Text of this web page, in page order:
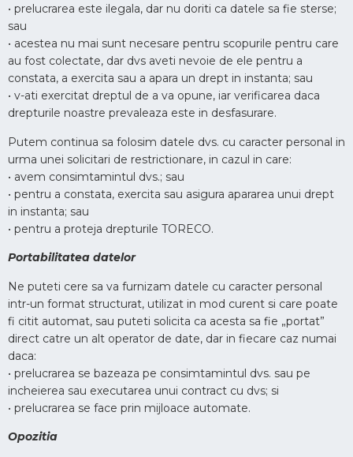
• prelucrarea este ilegala, dar nu doriti ca datele sa fie sterse;
sau
• acestea nu mai sunt necesare pentru scopurile pentru care
au fost colectate, dar dvs aveti nevoie de ele pentru a
constata, a exercita sau a apara un drept in instanta; sau
• v-ati exercitat dreptul de a va opune, iar verificarea daca
drepturile noastre prevaleaza este in desfasurare.
Putem continua sa folosim datele dvs. cu caracter personal in
urma unei solicitari de restrictionare, in cazul in care:
• avem consimtamintul dvs.; sau
• pentru a constata, exercita sau asigura apararea unui drept
in instanta; sau
• pentru a proteja drepturile TORECO.
Portabilitatea datelor
Ne puteti cere sa va furnizam datele cu caracter personal
intr-un format structurat, utilizat in mod curent si care poate
fi citit automat, sau puteti solicita ca acesta sa fie „portat”
direct catre un alt operator de date, dar in fiecare caz numai
daca:
• prelucrarea se bazeaza pe consimtamintul dvs. sau pe
incheierea sau executarea unui contract cu dvs; si
• prelucrarea se face prin mijloace automate.
Opozitia